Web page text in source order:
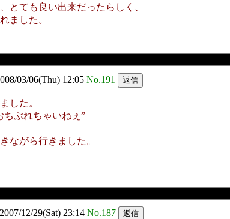
とても良い出来だったらしく、
ました。
03/06(Thu) 12:05No.191
した。
ちぶれちゃいねぇ”
ながら行きました。
12/29(Sat) 23:14No.187